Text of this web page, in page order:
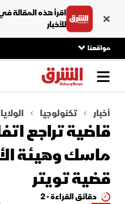
اقرأ هذه المقالة
للأخبار
مواقعنا
أخبار تكنولوجيا
قاضية تراجع
ماسك وهيئة
قضية تويتر
دقائق القراءة - 2